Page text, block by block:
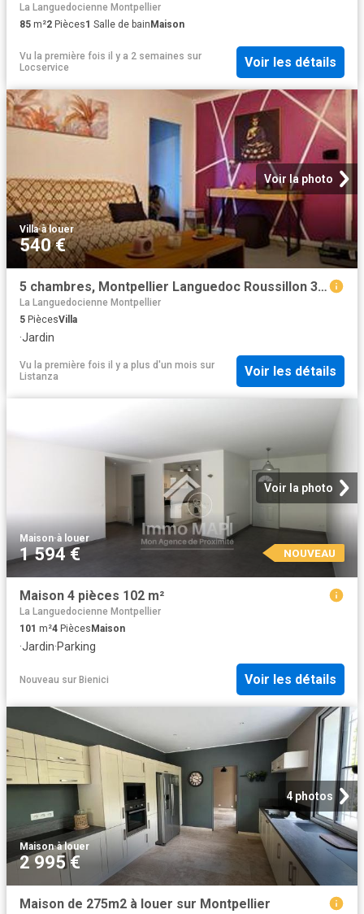
La Languedocienne Montpellier
85 m²2 Pièces1 Salle de bainMaison
Vu la première fois il y a 2 semaines sur
Locservice
Voir les détails
Voir la photo
Villa·à louer
540 €
5 chambres, Montpellier Languedoc Roussillon 34000 96312098
La Languedocienne Montpellier
5 PiècesVilla
·Jardin
Vu la première fois il y a plus d'un mois sur
Listanza
Voir les détails
Voir la photo
Maison·à louer
1 594 € NOUVEAU
Maison 4 pièces 102 m²
La Languedocienne Montpellier
101 m²4 PiècesMaison
·Jardin·Parking
Nouveau sur Bienici Voir les détails
4 photos
Maison·à louer
2 995 €
Maison de 275m2 à louer sur Montpellier